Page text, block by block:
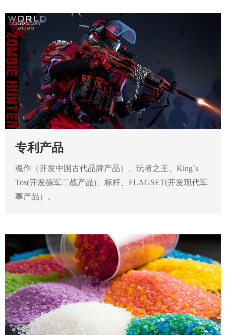
专利产品
魂作（开发中国古代品牌产品）、玩者之王、King`s
Tos(开发德军二战产品)、标杆、FLAGSET(开发现代军
事产品）。